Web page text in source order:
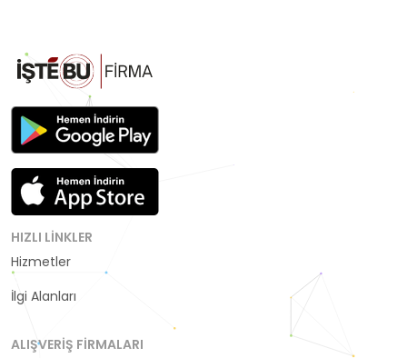
HIZLI LINKLER
Hizmetler
Kategoriler
İlgi Alanları
ALIŞVERIŞ FIRMALARI